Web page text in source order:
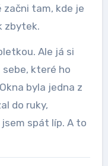
tam, kde je
zbytek.
Ale já si
které ho
byla jedna z
do ruky,
spát líp. A to